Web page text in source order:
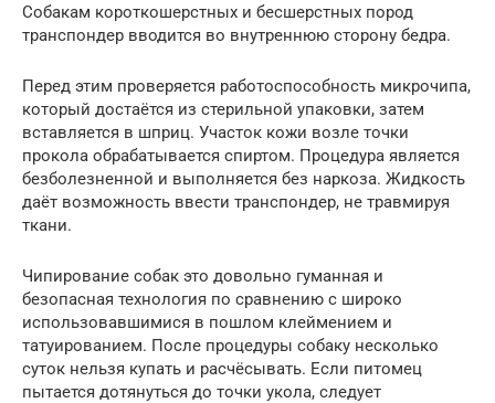
Собакам короткошерстных и бесшерстных пород
транспондер вводится во внутреннюю сторону бедра.
Перед этим проверяется работоспособность микрочипа,
который достаётся из стерильной упаковки, затем
вставляется в шприц. Участок кожи возле точки
прокола обрабатывается спиртом. Процедура является
безболезненной и выполняется без наркоза. Жидкость
даёт возможность ввести транспондер, не травмируя
ткани.
Чипирование собак это довольно гуманная и
безопасная технология по сравнению с широко
использовавшимися в пошлом клеймением и
татуированием. После процедуры собаку несколько
суток нельзя купать и расчёсывать. Если питомец
пытается дотянуться до точки укола, следует